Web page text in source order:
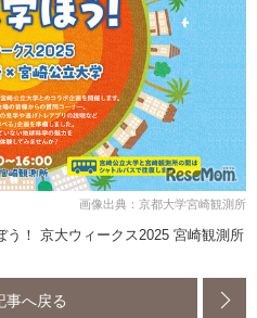
画像出典：京都大学宮崎観測所
！ 京大ウィークス2025 宮崎観測所
事へ戻る